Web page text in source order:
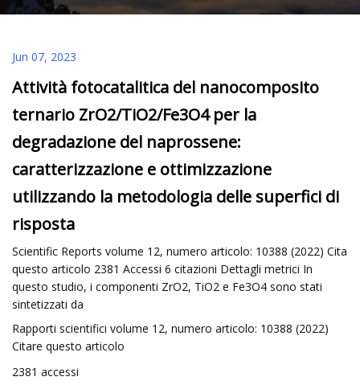
Jun 07, 2023
Attività fotocatalitica del nanocomposito
ternario ZrO2/TiO2/Fe3O4 per la
degradazione del naprossene:
caratterizzazione e ottimizzazione
utilizzando la metodologia delle superfici di
risposta
Scientific Reports volume 12, numero articolo: 10388 (2022) Cita
questo articolo 2381 Accessi 6 citazioni Dettagli metrici In
questo studio, i componenti ZrO2, TiO2 e Fe3O4 sono stati
sintetizzati da
Rapporti scientifici volume 12, numero articolo: 10388 (2022)
Citare questo articolo
2381 accessi